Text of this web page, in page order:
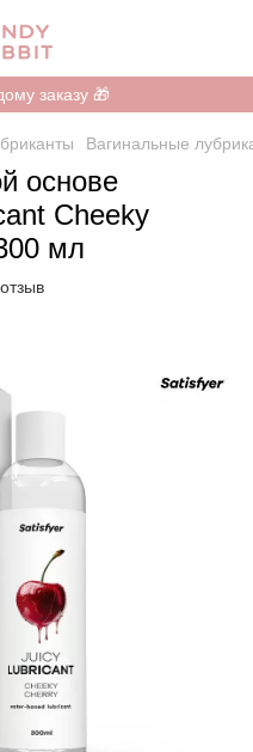
заказу 🎁
Вагинальные
основе
Cheeky
мл